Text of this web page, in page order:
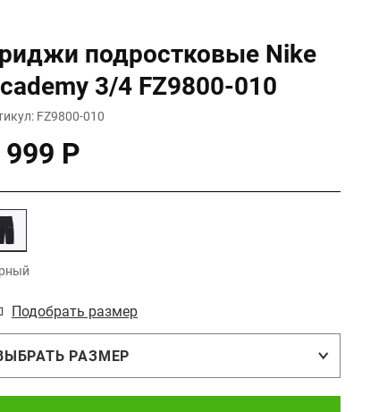
подростковые Nike
3/4 FZ9800-010
FZ9800-010
999 Р
Подобрать размер
РАЗМЕР